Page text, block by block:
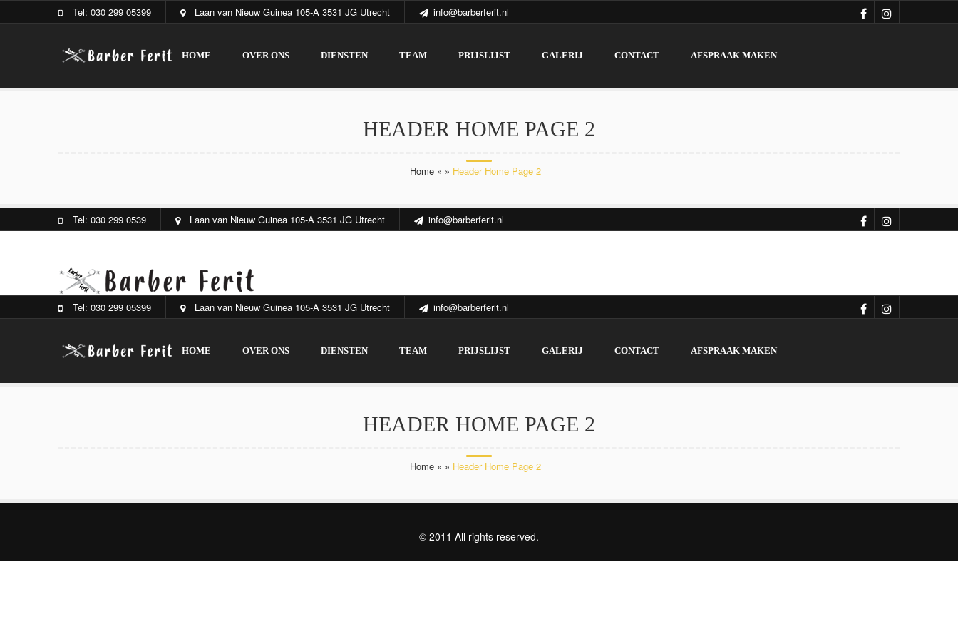
Tel: 030 299 05399 Laan van Nieuw Guinea 105-A 3531 JG Utrecht info@barberferit.nl
HOME OVER ONS DIENSTEN TEAM PRIJSLIJST GALERIJ CONTACT AFSPRAAK MAKEN
HEADER HOME PAGE 2
Home » » Header Home Page 2
Tel: 030 299 0539 Laan van Nieuw Guinea 105-A 3531 JG Utrecht info@barberferit.nl
Tel: 030 299 05399 Laan van Nieuw Guinea 105-A 3531 JG Utrecht info@barberferit.nl
HOME OVER ONS DIENSTEN TEAM PRIJSLIJST GALERIJ CONTACT AFSPRAAK MAKEN
HEADER HOME PAGE 2
Home » » Header Home Page 2
© 2011 All rights reserved.